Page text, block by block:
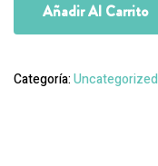
Añadir Al Carrito
Categoría:Uncategorized